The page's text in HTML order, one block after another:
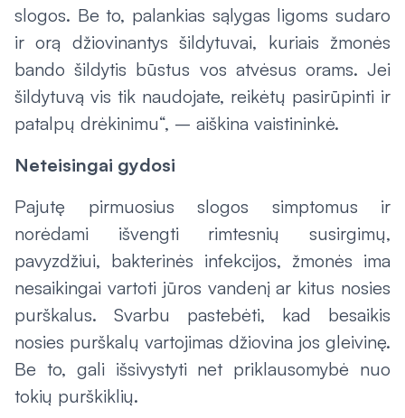
slogos. Be to, palankias sąlygas ligoms sudaro
ir orą džiovinantys šildytuvai, kuriais žmonės
bando šildytis būstus vos atvėsus orams. Jei
šildytuvą vis tik naudojate, reikėtų pasirūpinti ir
patalpų drėkinimu“, – aiškina vaistininkė.
Neteisingai gydosi
Pajutę pirmuosius slogos simptomus ir
norėdami išvengti rimtesnių susirgimų,
pavyzdžiui, bakterinės infekcijos, žmonės ima
nesaikingai vartoti jūros vandenį ar kitus nosies
purškalus. Svarbu pastebėti, kad besaikis
nosies purškalų vartojimas džiovina jos gleivinę.
Be to, gali išsivystyti net priklausomybė nuo
tokių purškiklių.